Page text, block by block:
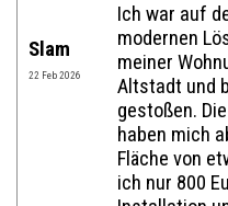
Website im Internet:
Slam
22 Feb 2026
Ich war auf
modernen
meiner
Altstadt und
gestoßen.
haben mich
Fläche von
ich nur 800